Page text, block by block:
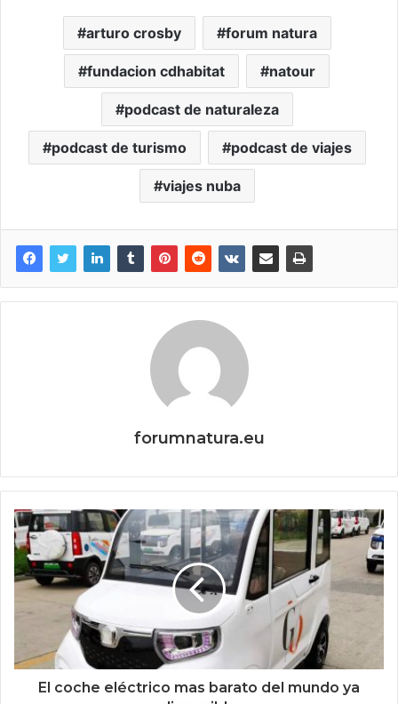
arturo crosby forum natura
fundacion cdhabitat natour
podcast de naturaleza
podcast de turismo podcast de viajes
viajes nuba
forumnatura.eu
El coche eléctrico mas barato del mundo ya